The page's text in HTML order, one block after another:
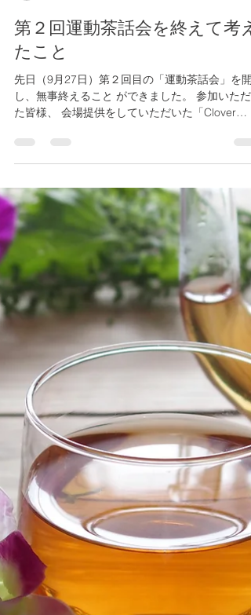
朝野裕一
2018年9月29日
読了時間: 2分
先日（9月27日）第２回目の「運動茶話会」を開
し、無事終えること ができました。 参加いただ
た皆様、 会場提供をしていただいた「Clover
Ginza Base」様に 御礼申し上げます。 今回は８
の方の参加をいただき、時間が足りないくらいで
した。...